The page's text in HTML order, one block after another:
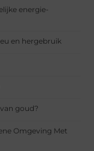
energie-
en hergebruik
goud?
Omgeving Met